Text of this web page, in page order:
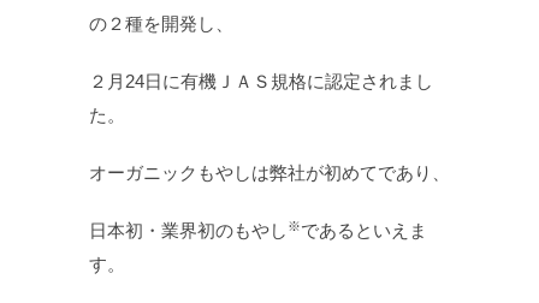
の２種を開発し、
２月24日に有機ＪＡＳ規格に認定されまし
た。
オーガニックもやしは弊社が初めてであり、
日本初・業界初のもやし ※であるといえま
す。